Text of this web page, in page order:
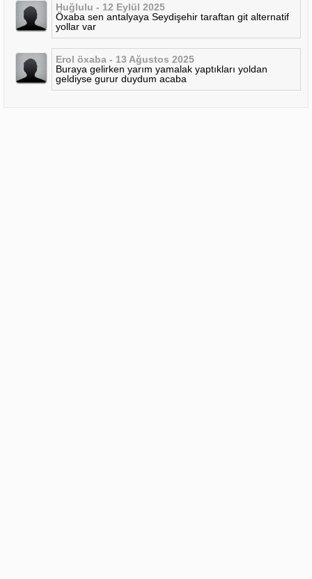
Huğlulu - 12 Eylül 2025
Öxaba sen antalyaya Seydişehir taraftan git alternatif
yollar var
Erol öxaba - 13 Ağustos 2025
Buraya gelirken yarım yamalak yaptıkları yoldan
geldiyse gurur duydum acaba